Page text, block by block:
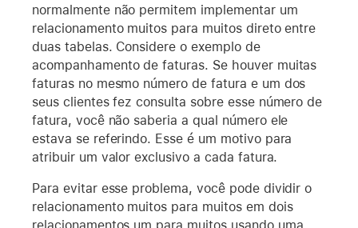
normalmente não permitem implementar um
relacionamento muitos para muitos direto entre
duas tabelas. Considere o exemplo de
acompanhamento de faturas. Se houver muitas
faturas no mesmo número de fatura e um dos
seus clientes fez consulta sobre esse número de
fatura, você não saberia a qual número ele
estava se referindo. Esse é um motivo para
atribuir um valor exclusivo a cada fatura.
Para evitar esse problema, você pode dividir o
relacionamento muitos para muitos em dois